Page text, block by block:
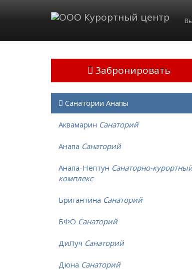
Забронировать
Санатории Анапы
Аквамарин Санаторий
Анапа Санаторий
Анапа-Нептун Санаторно-
комплекс
Бригантина Санаторий
БФО Санаторий
ДиЛуч Санаторий
Дюна Санаторий